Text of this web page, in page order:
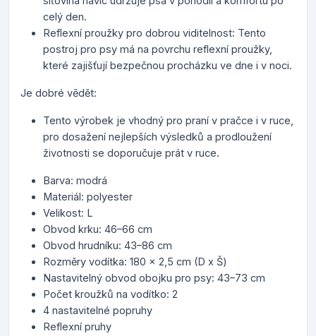
celý den.
Reflexní proužky pro dobrou viditelnost: Tento
postroj pro psy má na povrchu reflexní proužky,
které zajišťují bezpečnou procházku ve dne i v noci.
Je dobré vědět:
Tento výrobek je vhodný pro praní v pračce i v ruce,
pro dosažení nejlepších výsledků a prodloužení
životnosti se doporučuje prát v ruce.
Barva: modrá
Materiál: polyester
Velikost: L
Obvod krku: 46–66 cm
Obvod hrudníku: 43–86 cm
Rozměry vodítka: 180 x 2,5 cm (D x Š)
Nastavitelný obvod obojku pro psy: 43–73 cm
Počet kroužků na vodítko: 2
4 nastavitelné popruhy
Reflexní pruhy